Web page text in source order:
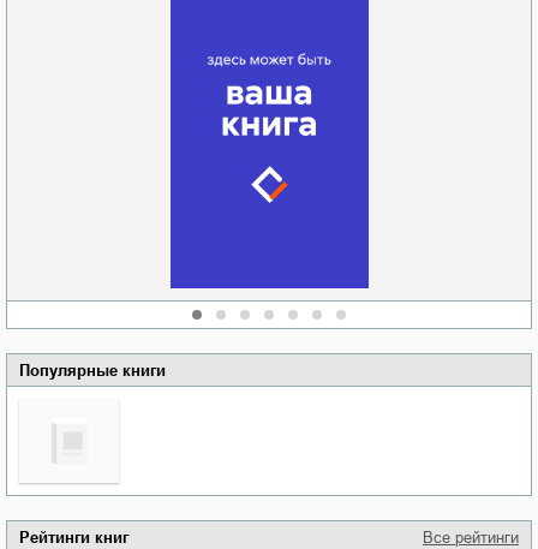
Популярные книги
Рейтинги книг Все рейтинги